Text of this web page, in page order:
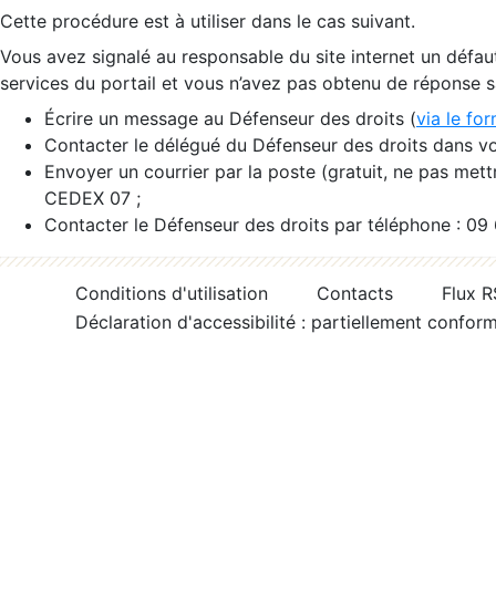
Cette procédure est à utiliser dans le cas suivant.
Vous avez signalé au responsable du site internet un
services du portail et vous n’avez pas obtenu de réponse
Écrire un message au Défenseur des droits (via le
Contacter le délégué du Défenseur des droits dans
Envoyer un courrier par la poste (gratuit, ne pas
CEDEX 07 ;
Contacter le Défenseur des droits par téléphone :
Conditions d'utilisation Contacts
Flux
Déclaration d'accessibilité : partiellement